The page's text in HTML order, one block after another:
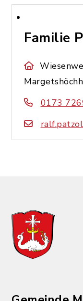
Familie
0173